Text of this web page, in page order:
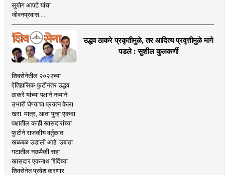
सुयोग आपटे यांचा
जीवनप्रवास.....
उद्धव ठाकरे प्रकृतीमुळे, तर आदित्य प्रवृत्तीमुळे मागे
पडले : सुशील कुलकर्णी
शिवसेनेतील २०२२च्या
ऐतिहासिक फुटीनंतर उद्धव
ठाकरे यांच्या पक्षाने नव्याने
उभारी घेण्याचा प्रयत्न केला
खरा. मात्र, आता पुन्हा एकदा
पक्षातील काही खासदारांच्या
फुटीने राजकीय वर्तुळात
खळबळ उडाली आहे. उबाठा
गटातील नऊपैकी सहा
खासदार एकनाथ शिंदेंच्या
शिवसेनेत प्रवेश करणार